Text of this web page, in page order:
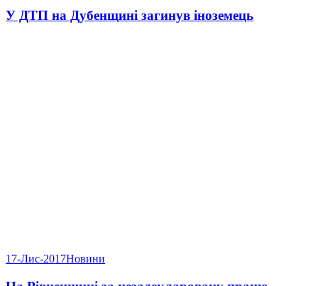
У ДТП на Дубенщині загинув іноземець
17-Лис-2017Новини